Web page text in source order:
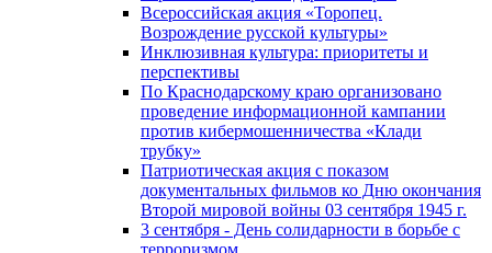
Всероссийская акция «Торопец.
Возрождение русской культуры»
Инклюзивная культура: приоритеты и
перспективы
По Краснодарскому краю организовано
проведение информационной кампании
против кибермошенничества «Клади
трубку»
Патриотическая акция с показом
документальных фильмов ко Дню окончания
Второй мировой войны 03 сентября 1945 г.
3 сентября - День солидарности в борьбе с
терроризмом